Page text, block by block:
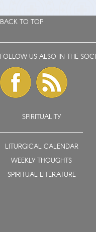
BACK TO TOP
FOLLOW US ALSO IN THE
SPIRITUALITY
LITURGICAL CALENDAR
WEEKLY THOUGHTS
SPIRITUAL LITERATURE